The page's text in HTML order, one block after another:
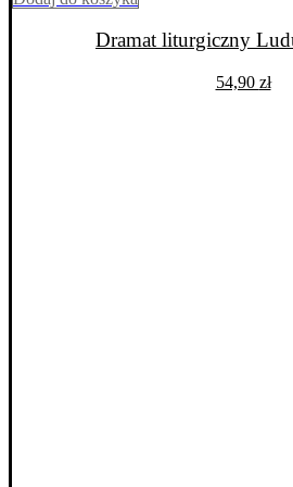
Dramat liturgiczny
54,90 zł